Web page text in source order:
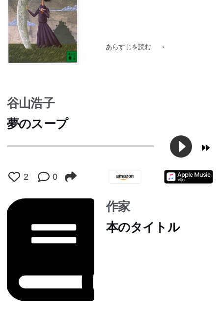
あらすじを読む
三月以外の転入生は破滅をもたらすといわれる全寮制の学
園。二月最後の日に来た理瀬の心は揺らめく。閉ざされた
コンサート会場や湿原から失踪した生徒たち。生徒を集め
交霊会を開く校長。図書館から消えたいわくつきの本。理
谷山浩子
夢のスープ
2 0
作家
本のタイトル